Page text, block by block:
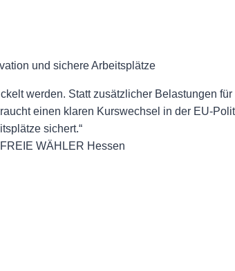
und sichere Arbeitsplätze
werden. Statt zusätzlicher Belastungen
einen klaren Kurswechsel in der EU-
sichert.“
WÄHLER Hessen